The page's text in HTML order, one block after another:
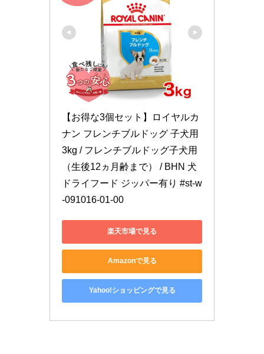
【お得な3個セット】ロイヤルカ
ナン フレンチブルドッグ 子犬用
3kg / フレンチブルドッグ子犬用
（生後12ヵ月齢まで） / BHN 犬
ドライフード ジッパー有り #st-w
-091016-01-00
楽天市場で見る
Amazonで見る
Yahoo!ショッピングで見る